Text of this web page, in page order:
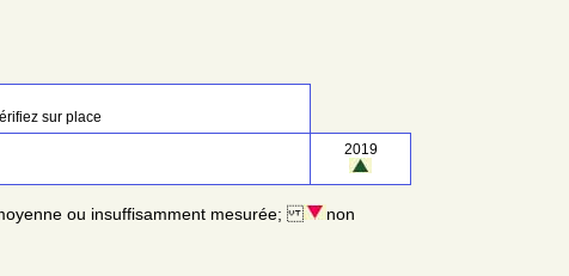
sur place
2019
ou insuffisamment mesurée;
non